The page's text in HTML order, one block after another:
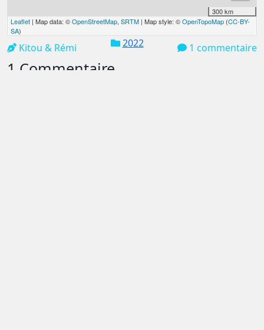
300 km
Leaflet | Map data: ©OpenStreetMap, SRTM | Map style: ©OpenTopoMap (CC-BY-
SA)
Kitou & Rémi 2022 1 commentaire
1 Commentaire